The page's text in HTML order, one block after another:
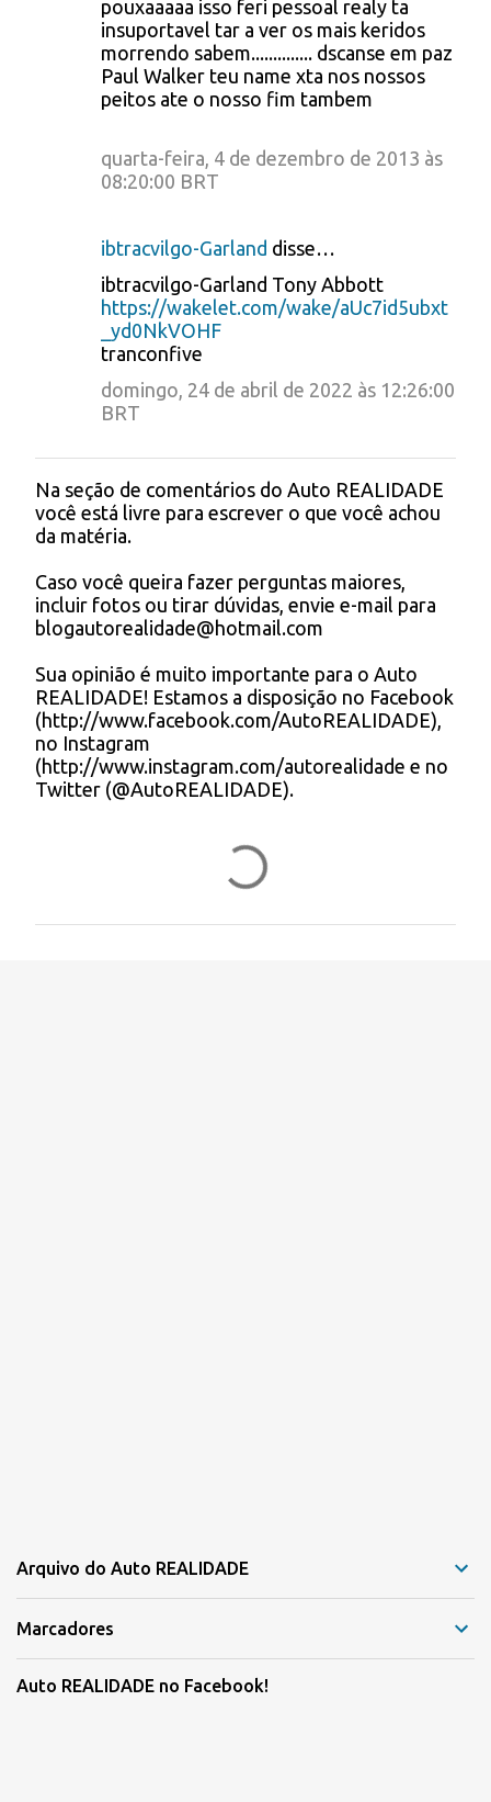
pouxaaaaa isso feri pessoal realy ta
insuportavel tar a ver os mais keridos
morrendo sabem.............. dscanse em paz
Paul Walker teu name xta nos nossos
peitos ate o nosso fim tambem
quarta-feira, 4 de dezembro de 2013 às
08:20:00 BRT
ibtracvilgo-Garland disse…
ibtracvilgo-Garland Tony Abbott
https://wakelet.com/wake/aUc7id5ubxt
_yd0NkVOHF
tranconfive
domingo, 24 de abril de 2022 às 12:26:00
BRT
P
o
s
a
r
u
c
o
m
e
n
t
Na seção de comentários do Auto REALIDADE
você está livre para escrever o que você achou
da matéria.
Caso você queira fazer perguntas maiores,
incluir fotos ou tirar dúvidas, envie e-mail para
blogautorealidade@hotmail.com
Sua opinião é muito importante para o Auto
REALIDADE! Estamos a disposição no Facebook
(http://www.facebook.com/AutoREALIDADE),
no Instagram
(http://www.instagram.com/autorealidade e no
Twitter (@AutoREALIDADE).
Arquivo do Auto REALIDADE
Marcadores
Auto REALIDADE no Facebook!